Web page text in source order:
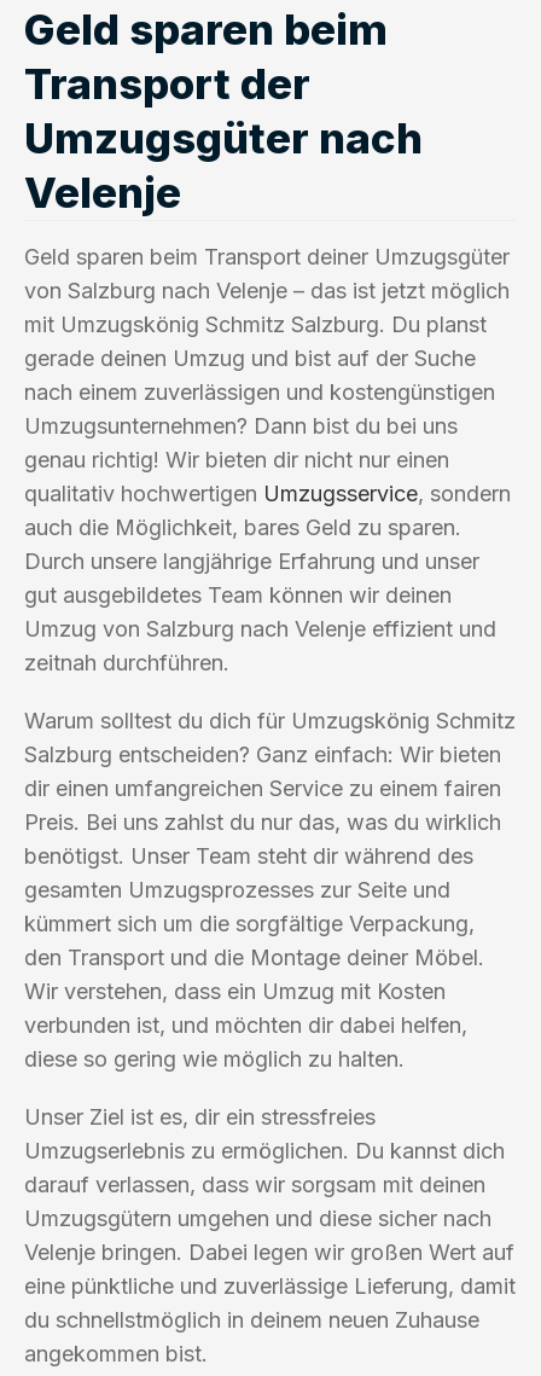
Geld sparen beim
Transport der
Umzugsgüter nach
Velenje
Geld sparen beim Transport deiner Umzugsgüter
von Salzburg nach Velenje – das ist jetzt möglich
mit Umzugskönig Schmitz Salzburg. Du planst
gerade deinen Umzug und bist auf der Suche
nach einem zuverlässigen und kostengünstigen
Umzugsunternehmen? Dann bist du bei uns
genau richtig! Wir bieten dir nicht nur einen
qualitativ hochwertigen Umzugsservice, sondern
auch die Möglichkeit, bares Geld zu sparen.
Durch unsere langjährige Erfahrung und unser
gut ausgebildetes Team können wir deinen
Umzug von Salzburg nach Velenje effizient und
zeitnah durchführen.
Warum solltest du dich für Umzugskönig Schmitz
Salzburg entscheiden? Ganz einfach: Wir bieten
dir einen umfangreichen Service zu einem fairen
Preis. Bei uns zahlst du nur das, was du wirklich
benötigst. Unser Team steht dir während des
gesamten Umzugsprozesses zur Seite und
kümmert sich um die sorgfältige Verpackung,
den Transport und die Montage deiner Möbel.
Wir verstehen, dass ein Umzug mit Kosten
verbunden ist, und möchten dir dabei helfen,
diese so gering wie möglich zu halten.
Unser Ziel ist es, dir ein stressfreies
Umzugserlebnis zu ermöglichen. Du kannst dich
darauf verlassen, dass wir sorgsam mit deinen
Umzugsgütern umgehen und diese sicher nach
Velenje bringen. Dabei legen wir großen Wert auf
eine pünktliche und zuverlässige Lieferung, damit
du schnellstmöglich in deinem neuen Zuhause
angekommen bist.